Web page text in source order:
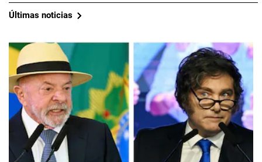
Últimas noticias